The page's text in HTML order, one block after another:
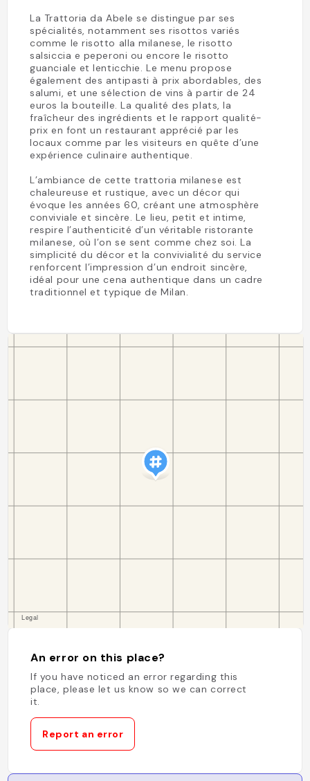
La Trattoria da Abele se distingue par ses
spécialités, notamment ses risottos variés
comme le risotto alla milanese, le risotto
salsiccia e peperoni ou encore le risotto
guanciale et lenticchie. Le menu propose
également des antipasti à prix abordables, des
salumi, et une sélection de vins à partir de 24
euros la bouteille. La qualité des plats, la
fraîcheur des ingrédients et le rapport qualité-
prix en font un restaurant apprécié par les
locaux comme par les visiteurs en quête d’une
expérience culinaire authentique.
L’ambiance de cette trattoria milanese est
chaleureuse et rustique, avec un décor qui
évoque les années 60, créant une atmosphère
conviviale et sincère. Le lieu, petit et intime,
respire l’authenticité d’un véritable ristorante
milanese, où l’on se sent comme chez soi. La
simplicité du décor et la convivialité du service
renforcent l’impression d’un endroit sincère,
idéal pour une cena authentique dans un cadre
traditionnel et typique de Milan.
An error on this place?
If you have noticed an error regarding this
place, please let us know so we can correct
it.
Report an error